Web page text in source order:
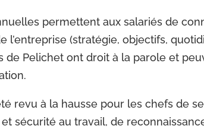
permettent aux salariés de
l’entreprise (stratégie, objectifs,
de Pelichet ont droit à la parole et
revu à la hausse pour les chefs de
sécurité au travail, de